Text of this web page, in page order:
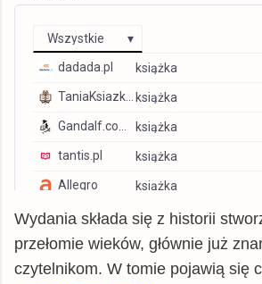
Wszystkie
dadada.pl
książka
TaniaKsiazka.pl
książka
Gandalf.com.pl
książka
tantis.pl
książka
Allegro
książka
matfel.pl
książka
swiatksiazki.pl książka
czytam.pl
książka
Wydania składa się z historii
przełomie wieków, głównie już
czytelnikom. W tomie pojawią się